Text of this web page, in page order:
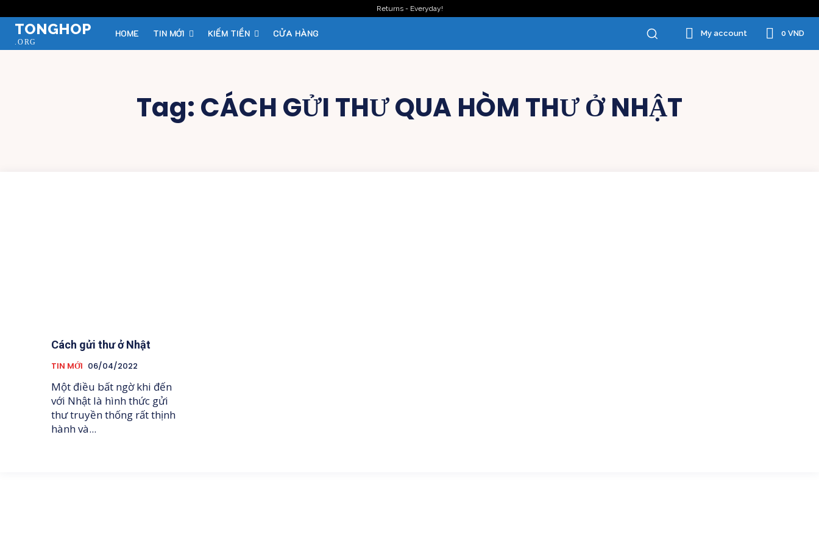
Returns - Everyday!
TONGHOP
.ORG
HOME TIN MỚI KIẾM TIỀN CỬA HÀNG My account 0 VND
Tag: CÁCH GỬI THƯ QUA HÒM THƯ Ở NHẬT
Cách gửi thư ở Nhật
TIN MỚI 06/04/2022
Một điều bất ngờ khi đến
với Nhật là hình thức gửi
thư truyền thống rất thịnh
hành và...